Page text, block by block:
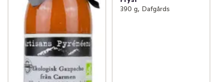
390 g, Dafgårds